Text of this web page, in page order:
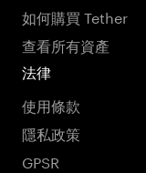
如何購買 Tether
查看所有資產
法律
使用條款
隱私政策
GPSR